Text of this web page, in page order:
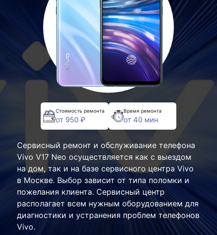
Стоимость ремонта
от 950 ₽
Время ремонта
от 40 мин
Сервисный ремонт и обслуживание телефона
Vivo V17 Neo осуществляется как с выездом
на дом, так и на базе сервисного центра Vivo
в Москве. Выбор зависит от типа поломки и
пожелания клиента. Сервисный центр
располагает всем нужным оборудованием для
диагностики и устранения проблем телефонов
Vivo.